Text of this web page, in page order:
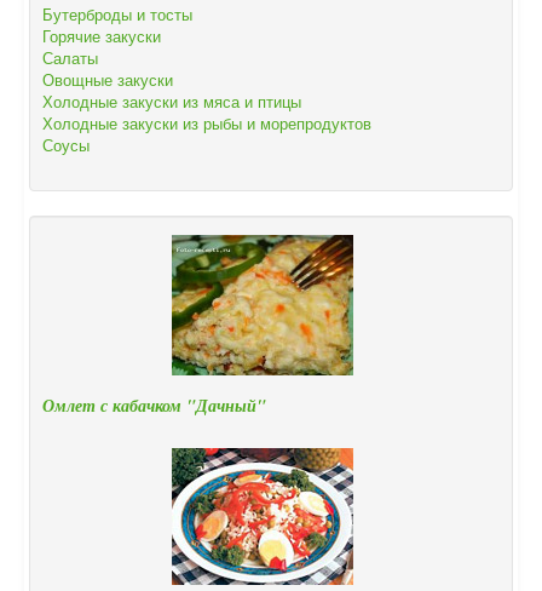
Бутерброды и тосты
Горячие закуски
Салаты
Овощные закуски
Холодные закуски из мяса и птицы
Холодные закуски из рыбы и морепродуктов
Соусы
Омлет с кабачком "Дачный"